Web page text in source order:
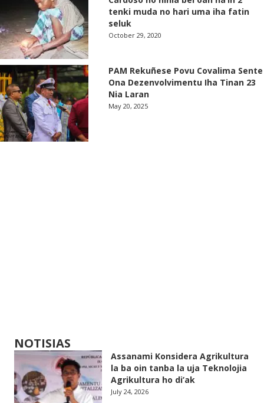
tenki muda no hari uma iha fatin
seluk
October 29, 2020
PAM Rekuñese Povu Covalima Sente
Ona Dezenvolvimentu Iha Tinan 23
Nia Laran
May 20, 2025
NOTISIAS
Assanami Konsidera Agrikultura
la ba oin tanba la uja Teknolojia
Agrikultura ho di’ak
July 24, 2026